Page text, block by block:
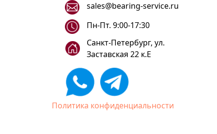
sales@bearing-service.ru
Санкт-Петербург, ул.
Заставская 22 к.Е
Пн-Пт. 9:00-17:30
Политика конфиденциальности